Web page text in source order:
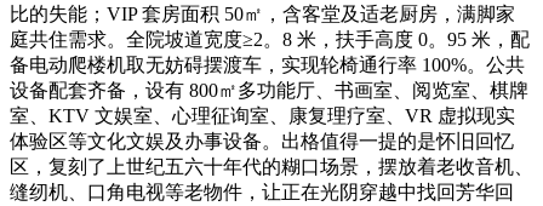
比的失能；VIP 套房面积 50㎡，含客堂及适老厨房，满脚家
庭共住需求。全院坡道宽度≥2。8 米，扶手高度 0。95 米，配
备电动爬楼机取无妨碍摆渡车，实现轮椅通行率 100%。公共
设备配套齐备，设有 800㎡多功能厅、书画室、阅览室、棋牌
室、KTV 文娱室、心理征询室、康复理疗室、VR 虚拟现实
体验区等文化文娱及办事设备。出格值得一提的是怀旧回忆
区，复刻了上世纪五六十年代的糊口场景，摆放着老收音机、
缝纫机、口角电视等老物件，让正在光阴穿越中找回芳华回